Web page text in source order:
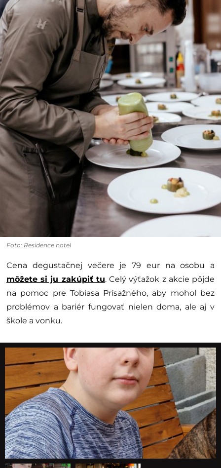
Foto: Residence hotel
Cena degustačnej večere je 79 eur na osobu a
môžete si ju zakúpiť tu. Celý výťažok z akcie pôjde
na pomoc pre Tobiasa Prísažného, aby mohol bez
problémov a bariér fungovať nielen doma, ale aj v
škole a vonku.